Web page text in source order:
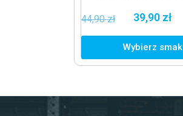
44,90 zł
39,90 zł
Wybierz smak